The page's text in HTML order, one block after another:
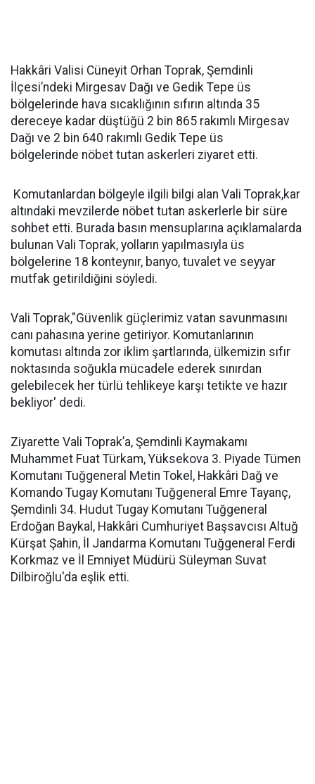
Hakkâri Valisi Cüneyit Orhan Toprak, Şemdinli
İlçesi’ndeki Mirgesav Dağı ve Gedik Tepe üs
bölgelerinde hava sıcaklığının sıfırın altında 35
dereceye kadar düştüğü 2 bin 865 rakımlı Mirgesav
Dağı ve 2 bin 640 rakımlı Gedik Tepe üs
bölgelerinde nöbet tutan askerleri ziyaret etti.
Komutanlardan bölgeyle ilgili bilgi alan Vali Toprak,kar
altındaki mevzilerde nöbet tutan askerlerle bir süre
sohbet etti. Burada basın mensuplarına açıklamalarda
bulunan Vali Toprak, yolların yapılmasıyla üs
bölgelerine 18 konteynır, banyo, tuvalet ve seyyar
mutfak getirildiğini söyledi.
Vali Toprak,"Güvenlik güçlerimiz vatan savunmasını
canı pahasına yerine getiriyor. Komutanlarının
komutası altında zor iklim şartlarında, ülkemizin sıfır
noktasında soğukla mücadele ederek sınırdan
gelebilecek her türlü tehlikeye karşı tetikte ve hazır
bekliyor' dedi.
Ziyarette Vali Toprak’a, Şemdinli Kaymakamı
Muhammet Fuat Türkam, Yüksekova 3. Piyade Tümen
Komutanı Tuğgeneral Metin Tokel, Hakkâri Dağ ve
Komando Tugay Komutanı Tuğgeneral Emre Tayanç,
Şemdinli 34. Hudut Tugay Komutanı Tuğgeneral
Erdoğan Baykal, Hakkâri Cumhuriyet Başsavcısı Altuğ
Kürşat Şahin, İl Jandarma Komutanı Tuğgeneral Ferdi
Korkmaz ve İl Emniyet Müdürü Süleyman Suvat
Dilbiroğlu'da eşlik etti.